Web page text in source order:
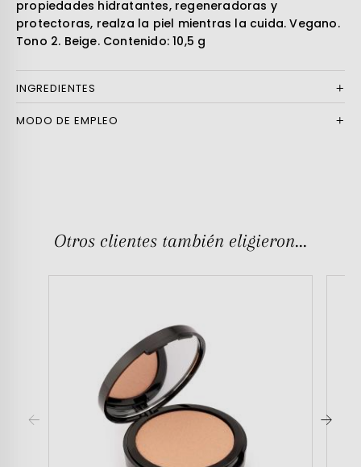
propiedades hidratantes, regeneradoras y
protectoras, realza la piel mientras la cuida. Vegano.
Tono 2. Beige. Contenido: 10,5 g
INGREDIENTES
MODO DE EMPLEO
Otros clientes también eligieron...